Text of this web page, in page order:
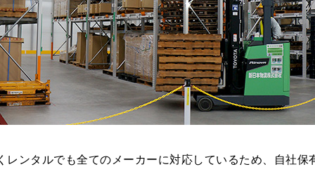
レンタルでも全てのメーカーに対応しているため、自社